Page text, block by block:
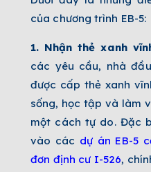
của chương trình EB-5:
1. Nhận thẻ xanh
các yêu cầu, nhà
được cấp thẻ xanh
sống, học tập và làm
một cách tự do. Đặc
vào các dự án EB-5
đơn định cư I-526,